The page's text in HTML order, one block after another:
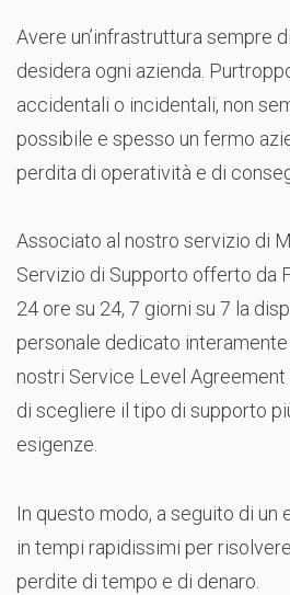
Avere un’infrastruttura sempre
desidera ogni azienda.
accidentali o incidentali, non
possibile e spesso un fermo
perdita di operatività e di
Associato al nostro servizio di
Servizio di Supporto offerto da
24 ore su 24, 7 giorni su 7 la
personale dedicato
nostri Service Level
di scegliere il tipo di supporto
esigenze.
In questo modo, a seguito di un
in tempi rapidissimi per
perdite di tempo e di denaro.